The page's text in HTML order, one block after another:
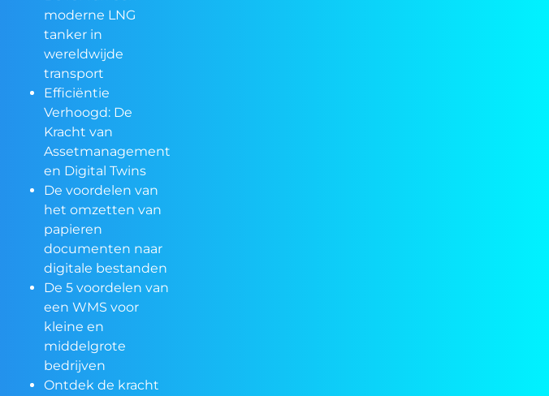
moderne LNG
tanker in
wereldwijde
transport
Efficiëntie
Verhoogd: De
Kracht van
Assetmanagement
en Digital Twins
De voordelen van
het omzetten van
papieren
documenten naar
digitale bestanden
De 5 voordelen van
een WMS voor
kleine en
middelgrote
bedrijven
Ontdek de kracht